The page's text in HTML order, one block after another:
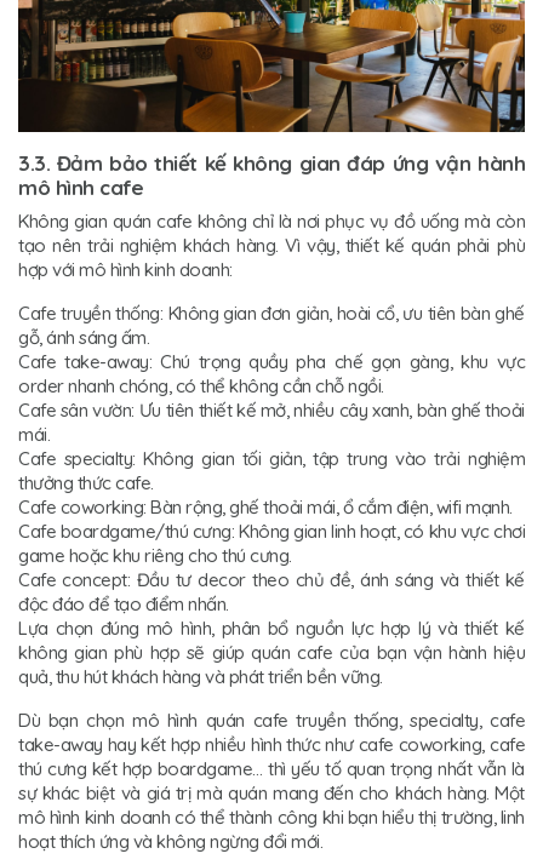
3.3. Đảm bảo thiết kế không gian đáp ứng vận hành
mô hình cafe
Không gian quán cafe không chỉ là nơi phục vụ đồ uống mà còn
tạo nên trải nghiệm khách hàng. Vì vậy, thiết kế quán phải phù
hợp với mô hình kinh doanh:
Cafe truyền thống: Không gian đơn giản, hoài cổ, ưu tiên bàn ghế
gỗ, ánh sáng ấm.
Cafe take-away: Chú trọng quầy pha chế gọn gàng, khu vực
order nhanh chóng, có thể không cần chỗ ngồi.
Cafe sân vườn: Ưu tiên thiết kế mở, nhiều cây xanh, bàn ghế thoải
mái.
Cafe specialty: Không gian tối giản, tập trung vào trải nghiệm
thưởng thức cafe.
Cafe coworking: Bàn rộng, ghế thoải mái, ổ cắm điện, wifi mạnh.
Cafe boardgame/thú cưng: Không gian linh hoạt, có khu vực chơi
game hoặc khu riêng cho thú cưng.
Cafe concept: Đầu tư decor theo chủ đề, ánh sáng và thiết kế
độc đáo để tạo điểm nhấn.
Lựa chọn đúng mô hình, phân bổ nguồn lực hợp lý và thiết kế
không gian phù hợp sẽ giúp quán cafe của bạn vận hành hiệu
quả, thu hút khách hàng và phát triển bền vững.
Dù bạn chọn mô hình quán cafe truyền thống, specialty, cafe
take-away hay kết hợp nhiều hình thức như cafe coworking, cafe
thú cưng kết hợp boardgame… thì yếu tố quan trọng nhất vẫn là
sự khác biệt và giá trị mà quán mang đến cho khách hàng. Một
mô hình kinh doanh có thể thành công khi bạn hiểu thị trường, linh
hoạt thích ứng và không ngừng đổi mới.